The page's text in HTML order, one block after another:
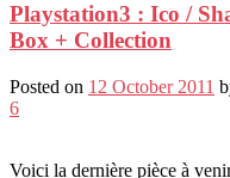
Playstation3 : Ico /
Box + Collection
Posted on 12 October 2011
6
Voici la dernière pièce à